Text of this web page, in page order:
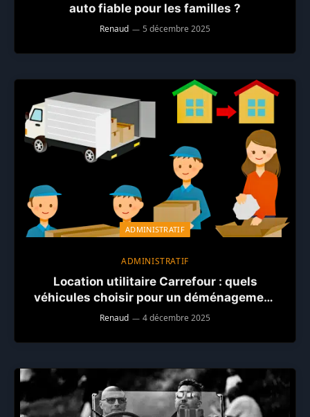
auto fiable pour les familles ?
Renaud 5 décembre 2025
ADMINISTRATIF
ADMINISTRATIF
Location utilitaire Carrefour : quels
véhicules choisir pour un déménagement
pas cher
Renaud 4 décembre 2025